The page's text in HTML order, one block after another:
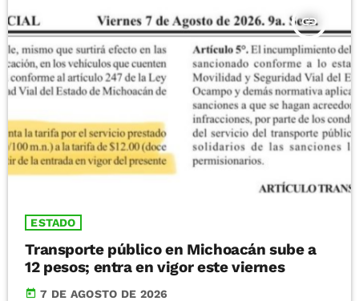
insert_link
ESTADO
Transporte público en Michoacán sube a
12 pesos; entra en vigor este viernes
today 7 DE AGOSTO DE 2026